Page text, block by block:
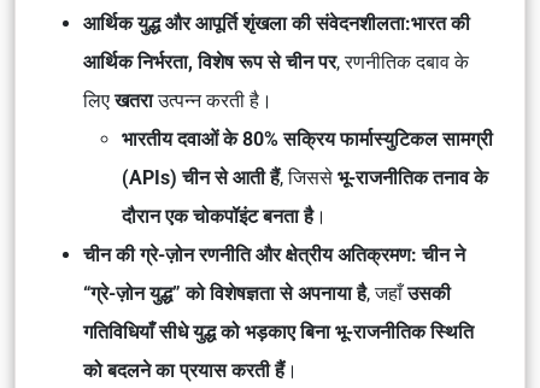
आर्थिक युद्ध और आपूर्ति शृंखला की संवेदनशीलता:भारत की
आर्थिक निर्भरता, विशेष रूप से चीन पर, रणनीतिक दबाव के
लिएखतराउत्पन्न करती है।
भारतीय दवाओं के 80% सक्रिय फार्मास्युटिकल सामग्री
(APIs) चीन से आती हैं, जिससे भू-राजनीतिक तनाव के
दौरान एक चोकपॉइंट बनता है।
चीन की ग्रे-ज़ोन रणनीति और क्षेत्रीय अतिक्रमण: चीन ने
“ग्रे-ज़ोन युद्ध” को विशेषज्ञता से अपनाया है, जहाँउसकी
गतिविधियाँ सीधे युद्ध को भड़काए बिना भू-राजनीतिक स्थिति
को बदलने का प्रयास करती हैं।